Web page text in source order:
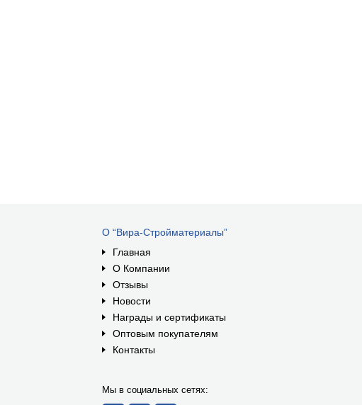
О “Вира-Стройматериалы”
Главная
О Компании
Отзывы
Новости
Награды и сертификаты
Оптовым покупателям
Контакты
Мы в социальных сетях: